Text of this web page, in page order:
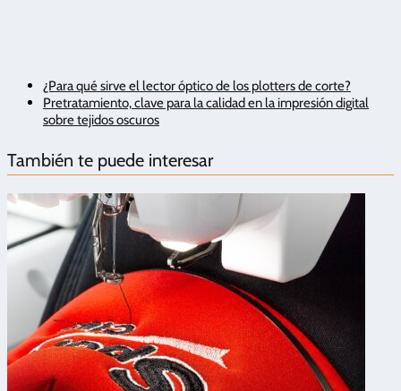
¿Para qué sirve el lector óptico de los plotters de corte?
Pretratamiento, clave para la calidad en la impresión digital
sobre tejidos oscuros
También te puede interesar